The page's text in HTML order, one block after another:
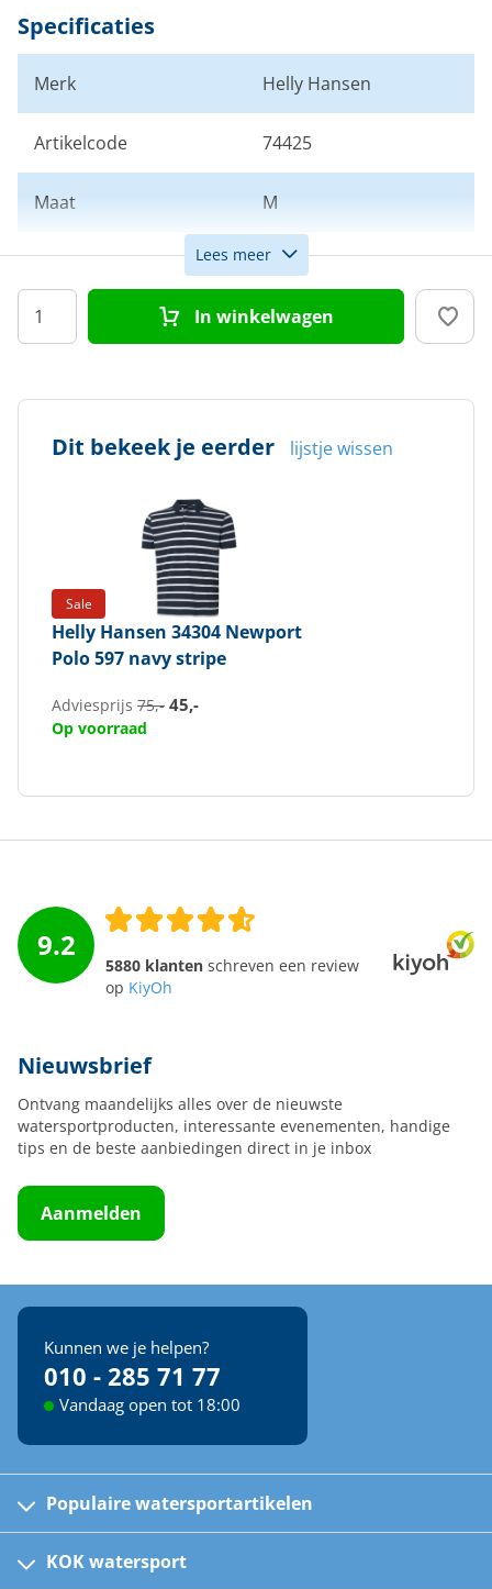
Specificaties
Merk Helly Hansen
Artikelcode 74425
Maat M
Kleur Blauw
Doelgroep Heren
Lees meer
In winkelwagen
Dit bekeek je eerder lijstje wissen
Sale
Helly Hansen 34304 Newport
Polo 597 navy stripe
Adviesprijs 75,- 45,-
Op voorraad
9.2
5880 klanten schreven een review
op KiyOh
Nieuwsbrief
Ontvang maandelijks alles over de nieuwste
watersportproducten, interessante evenementen, handige
tips en de beste aanbiedingen direct in je inbox
Aanmelden
Kunnen we je helpen?
010 - 285 71 77
Vandaag open tot 18:00
Populaire watersportartikelen
Kinder reddingsvesten
KOK watersport